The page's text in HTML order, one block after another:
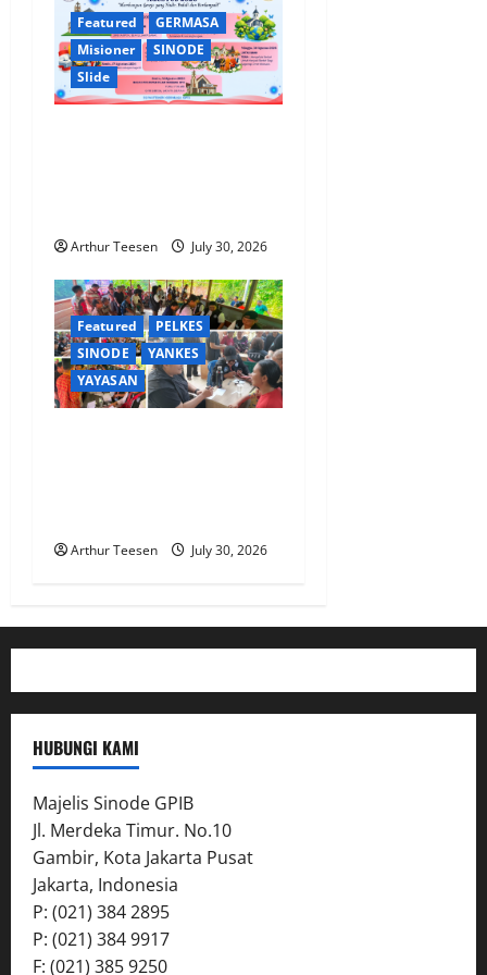
Featured
GERMASA
Misioner
SINODE
Slide
Arthur Teesen July 30, 2026
Featured
PELKES
SINODE
YANKES
YAYASAN
Arthur Teesen July 30, 2026
HUBUNGI KAMI
Majelis Sinode GPIB
Jl. Merdeka Timur. No.10
Gambir, Kota Jakarta Pusat
Jakarta, Indonesia
P: (021) 384 2895
P: (021) 384 9917
F: (021) 385 9250